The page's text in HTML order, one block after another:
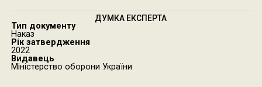
ДУМКА ЕКСПЕРТА
Тип документу
Наказ
Рік затвердження
2022
Видавець
Міністерство оборони України